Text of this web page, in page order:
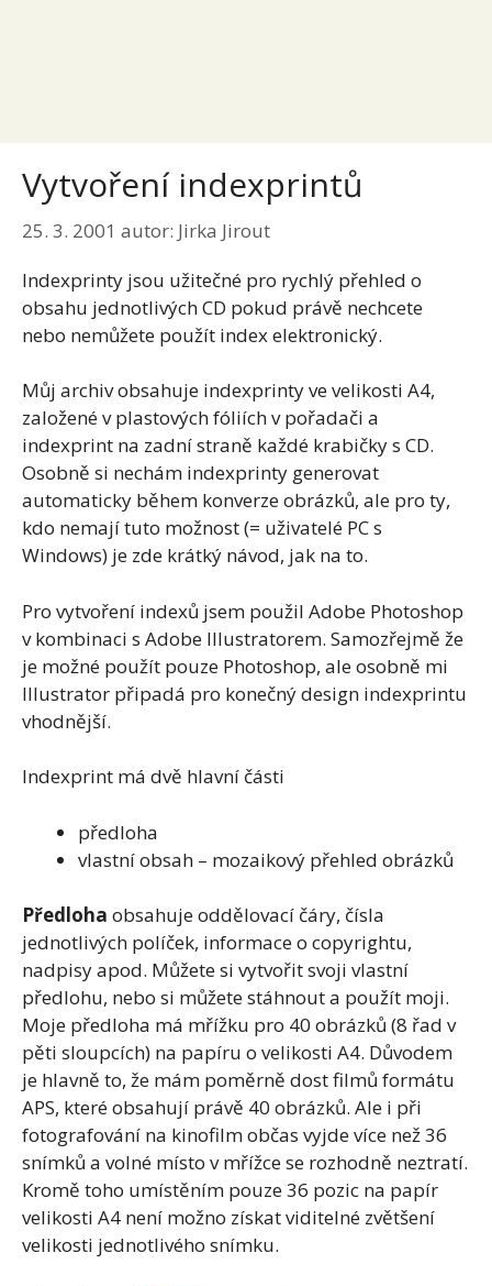
Vytvoření indexprintů
25. 3. 2001 autor: Jirka Jirout
Indexprinty jsou užitečné pro rychlý přehled o
obsahu jednotlivých CD pokud právě nechcete
nebo nemůžete použít index elektronický.
Můj archiv obsahuje indexprinty ve velikosti A4,
založené v plastových fóliích v pořadači a
indexprint na zadní straně každé krabičky s CD.
Osobně si nechám indexprinty generovat
automaticky během konverze obrázků, ale pro ty,
kdo nemají tuto možnost (= uživatelé PC s
Windows) je zde krátký návod, jak na to.
Pro vytvoření indexů jsem použil Adobe Photoshop
v kombinaci s Adobe Illustratorem. Samozřejmě že
je možné použít pouze Photoshop, ale osobně mi
Illustrator připadá pro konečný design indexprintu
vhodnější.
Indexprint má dvě hlavní části
předloha
vlastní obsah – mozaikový přehled obrázků
Předloha obsahuje oddělovací čáry, čísla
jednotlivých políček, informace o copyrightu,
nadpisy apod. Můžete si vytvořit svoji vlastní
předlohu, nebo si můžete stáhnout a použít moji.
Moje předloha má mřížku pro 40 obrázků (8 řad v
pěti sloupcích) na papíru o velikosti A4. Důvodem
je hlavně to, že mám poměrně dost filmů formátu
APS, které obsahují právě 40 obrázků. Ale i při
fotografování na kinofilm občas vyjde více než 36
snímků a volné místo v mřížce se rozhodně neztratí.
Kromě toho umístěním pouze 36 pozic na papír
velikosti A4 není možno získat viditelné zvětšení
velikosti jednotlivého snímku.